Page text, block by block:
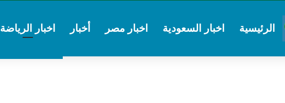
الرئيسية اخبار السعودية اخبار مصر أخبار اخبار الرياضة